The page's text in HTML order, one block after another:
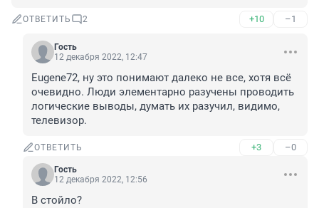
ОТВЕТИТЬ 2 +10 –1
Гость
12 декабря 2022, 12:47
Eugene72, ну это понимают далеко не все, хотя всё
очевидно. Люди элементарно разучены проводить
логические выводы, думать их разучил, видимо,
телевизор.
ОТВЕТИТЬ +3 –0
Гость
12 декабря 2022, 12:56
В стойло?